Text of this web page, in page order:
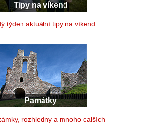
Tipy na víkend
týden aktuální tipy na víkend
Památky
rozhledny a mnoho dalších